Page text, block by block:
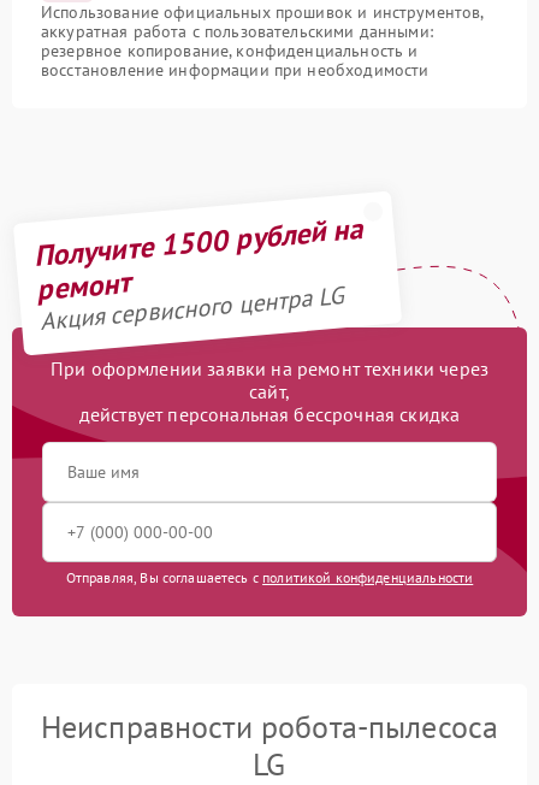
Использование официальных прошивок и инструментов,
аккуратная работа с пользовательскими данными:
резервное копирование, конфиденциальность и
восстановление информации при необходимости
Получите 1500 рублей на
ремонт
Акция сервисного центра LG
При оформлении заявки на ремонт техники через
сайт,
действует персональная бессрочная скидка
Отправляя, Вы соглашаетесь с политикой конфиденциальности
Неисправности робота-пылесоса
LG